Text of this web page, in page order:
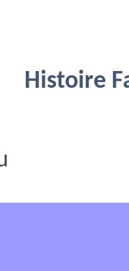
Histoire